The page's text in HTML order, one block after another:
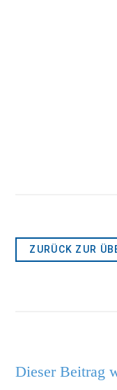
ZURÜCK ZUR
Dieser Beitrag